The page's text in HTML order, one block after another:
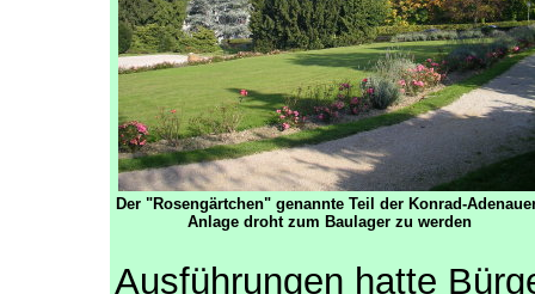
Der "Rosengärtchen" genannte Teil der Konrad-
Anlage droht zum Baulager zu werden
Ausführungen hatte